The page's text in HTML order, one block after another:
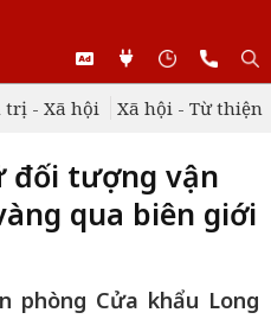
trị - Xã hội Xã hội - Từ thiện
đối tượng vận
qua biên giới
phòng Cửa khẩu Long